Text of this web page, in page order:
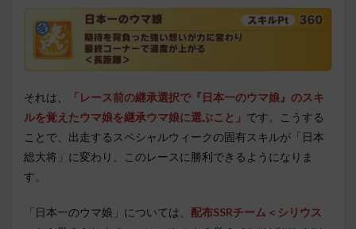
それは、
「レース前の継承選択で『日本一のウマ娘』のスキ
ルを覚えたウマ娘を継承ウマ娘に選ぶこと」 です。こうする
ことで、出走するスペシャルウィークの固有スキルが「日本
総大将」に変わり、このレースに勝利できるようになりま
す。
「日本一のウマ娘」については、 配布SSRチーム＜シリウス